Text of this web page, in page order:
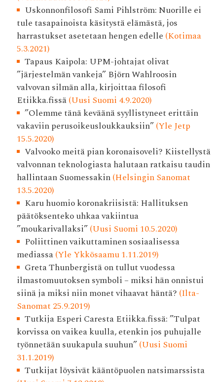
Uskonnonfilosofi Sami Pihlström: Nuorille ei
tule tasapainoista käsitystä elämästä, jos
harrastukset asetetaan hengen edelle (Kotimaa
5.3.2021)
Tapaus Kaipola: UPM-johtajat olivat
”järjestelmän vankeja” Björn Wahlroosin
valvovan silmän alla, kirjoittaa filosofi
Etiikka.fissä(Uusi Suomi 4.9.2020)
”Olemme tänä keväänä syyllistyneet erittäin
vakaviin perusoikeusloukkauksiin”(Yle Jetp
15.5.2020)
Valvooko meitä pian korona­isoveli? Kiistellystä
valvonnan teknologiasta halutaan ratkaisu taudin
hallintaan Suomessakin(Helsingin Sanomat
13.5.2020)
Karu huomio koronakriisistä: Hallituksen
päätöksenteko uhkaa vakiintua
”moukarivallaksi”(Uusi Suomi 10.5.2020)
Poliittinen vaikuttaminen sosiaalisessa
mediassa(Yle Ykkösaamu 1.11.2019)
Greta Thunbergistä on tullut vuodessa
ilmastomuutoksen symboli – miksi hän onnistui
siinä ja miksi niin monet vihaavat häntä? (Ilta-
Sanomat 25.9.2019)
Tutkija Esperi Caresta Etiikka.fissä: ”Tulpat
korvissa on vaikea kuulla, etenkin jos puhujalle
työnnetään suukapula suuhun”(Uusi Suomi
31.1.2019)
Tutkijat löysivät kääntöpuolen natsimarssista